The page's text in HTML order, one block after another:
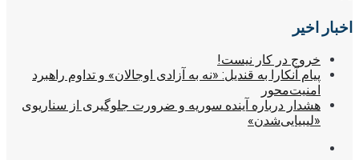
اخبار اخیر
خروج در کار نیست!
پیام آنکارا به قندیل: «نه به آزادی اوجالان» و تداوم راهبرد
امنیت‌محور
هشدار درباره آینده سوریه و ضرورت جلوگیری از سناریوی
«لیبیایی‌شدن»